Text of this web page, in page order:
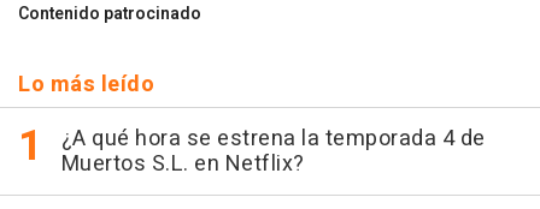
Contenido patrocinado
Lo más leído
¿A qué hora se estrena la temporada 4 de
Muertos S.L. en Netflix?